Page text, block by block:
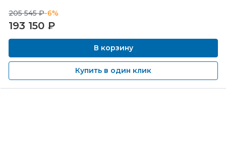
205 545 ₽-6%
193 150 ₽
В корзину
Купить в один клик